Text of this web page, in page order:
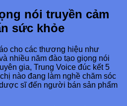
nói truyền cảm
sức khỏe
cho các thương hiệu như
nhiều năm đào tạo giọng nói
gia, Trung Voice đúc kết 5
nào đang làm nghề chăm sóc
sĩ đến người bán sản phẩm